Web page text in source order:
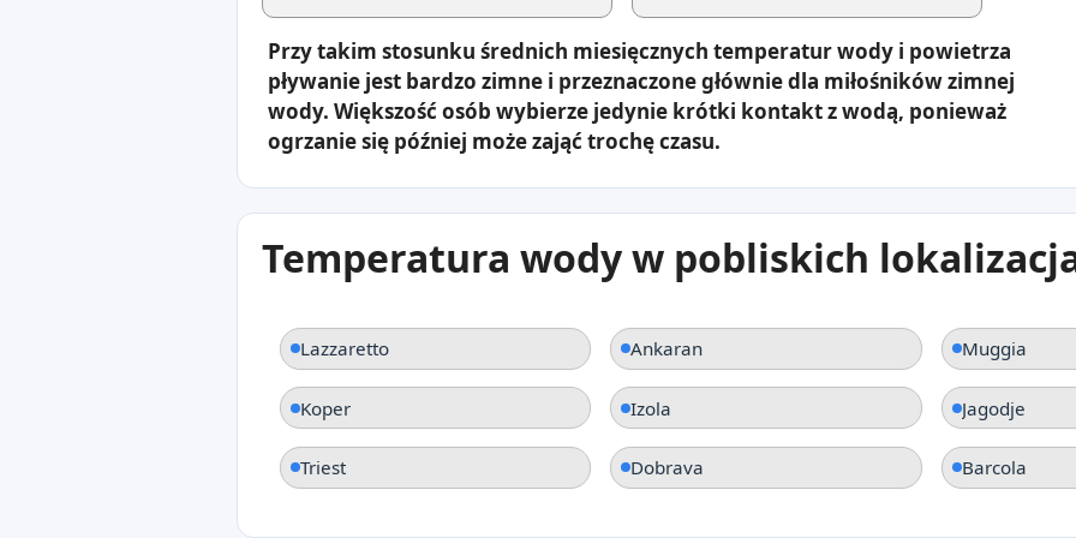
Przy takim stosunku średnich miesięcznych temperatur wody i powietrza
pływanie jest bardzo zimne i przeznaczone głównie dla miłośników zimnej
wody. Większość osób wybierze jedynie krótki kontakt z wodą, ponieważ
ogrzanie się później może zająć trochę czasu.
Temperatura wody w pobliskich
Lazzaretto Ankaran Muggia
Koper Izola Jagodje
Triest Dobrava Barcola